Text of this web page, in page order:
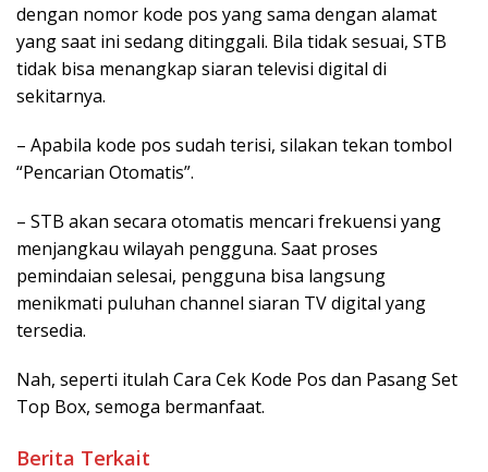
dengan nomor kode pos yang sama dengan alamat
yang saat ini sedang ditinggali. Bila tidak sesuai, STB
tidak bisa menangkap siaran televisi digital di
sekitarnya.
– Apabila kode pos sudah terisi, silakan tekan tombol
“Pencarian Otomatis”.
– STB akan secara otomatis mencari frekuensi yang
menjangkau wilayah pengguna. Saat proses
pemindaian selesai, pengguna bisa langsung
menikmati puluhan channel siaran TV digital yang
tersedia.
Nah, seperti itulah Cara Cek Kode Pos dan Pasang Set
Top Box, semoga bermanfaat.
Berita Terkait